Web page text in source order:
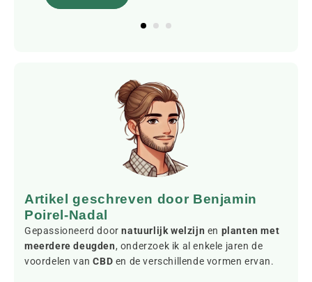
Artikel geschreven door Benjamin
Poirel-Nadal
Gepassioneerd doornatuurlijk welzijn en planten met
meerdere deugden, onderzoek ik al enkele jaren de
voordelen vanCBD en de verschillende vormen ervan.